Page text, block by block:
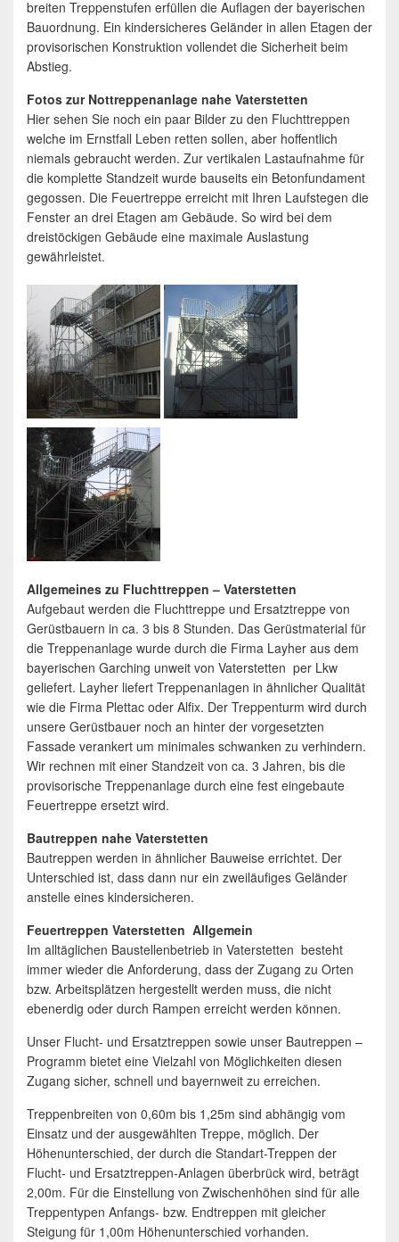
breiten Treppenstufen erfüllen die Auflagen der bayerischen
Bauordnung. Ein kindersicheres Geländer in allen Etagen der
provisorischen Konstruktion vollendet die Sicherheit beim
Abstieg.
Fotos zur Nottreppenanlage nahe Vaterstetten
Hier sehen Sie noch ein paar Bilder zu den Fluchttreppen
welche im Ernstfall Leben retten sollen, aber hoffentlich
niemals gebraucht werden. Zur vertikalen Lastaufnahme für
die komplette Standzeit wurde bauseits ein Betonfundament
gegossen. Die Feuertreppe erreicht mit Ihren Laufstegen die
Fenster an drei Etagen am Gebäude. So wird bei dem
dreistöckigen Gebäude eine maximale Auslastung
gewährleistet.
Allgemeines zu Fluchttreppen – Vaterstetten
Aufgebaut werden die Fluchttreppe und Ersatztreppe von
Gerüstbauern in ca. 3 bis 8 Stunden. Das Gerüstmaterial für
die Treppenanlage wurde durch die Firma Layher aus dem
bayerischen Garching unweit von Vaterstetten per Lkw
geliefert. Layher liefert Treppenanlagen in ähnlicher Qualität
wie die Firma Plettac oder Alfix. Der Treppenturm wird durch
unsere Gerüstbauer noch an hinter der vorgesetzten
Fassade verankert um minimales schwanken zu verhindern.
Wir rechnen mit einer Standzeit von ca. 3 Jahren, bis die
provisorische Treppenanlage durch eine fest eingebaute
Feuertreppe ersetzt wird.
Bautreppen nahe Vaterstetten
Bautreppen werden in ähnlicher Bauweise errichtet. Der
Unterschied ist, dass dann nur ein zweiläufiges Geländer
anstelle eines kindersicheren.
Feuertreppen Vaterstetten Allgemein
Im alltäglichen Baustellenbetrieb in Vaterstetten besteht
immer wieder die Anforderung, dass der Zugang zu Orten
bzw. Arbeitsplätzen hergestellt werden muss, die nicht
ebenerdig oder durch Rampen erreicht werden können.
Unser Flucht- und Ersatztreppen sowie unser Bautreppen –
Programm bietet eine Vielzahl von Möglichkeiten diesen
Zugang sicher, schnell und bayernweit zu erreichen.
Treppenbreiten von 0,60m bis 1,25m sind abhängig vom
Einsatz und der ausgewählten Treppe, möglich. Der
Höhenunterschied, der durch die Standart-Treppen der
Flucht- und Ersatztreppen-Anlagen überbrück wird, beträgt
2,00m. Für die Einstellung von Zwischenhöhen sind für alle
Treppentypen Anfangs- bzw. Endtreppen mit gleicher
Steigung für 1,00m Höhenunterschied vorhanden.